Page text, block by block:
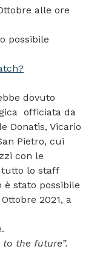
alle ore
possibile
dovuto
officiata da
Donatis, Vicario
Pietro, cui
con le
lo staff
è stato possibile
2021, a
the future”.